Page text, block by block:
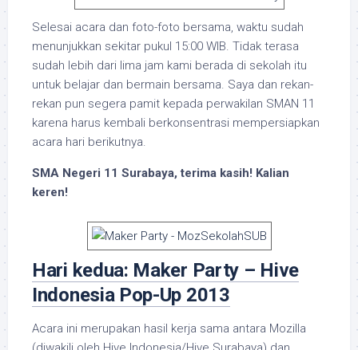
Selesai acara dan foto-foto bersama, waktu sudah
menunjukkan sekitar pukul 15:00 WIB. Tidak terasa
sudah lebih dari lima jam kami berada di sekolah itu
untuk belajar dan bermain bersama. Saya dan rekan-
rekan pun segera pamit kepada perwakilan SMAN 11
karena harus kembali berkonsentrasi mempersiapkan
acara hari berikutnya.
SMA Negeri 11 Surabaya, terima kasih! Kalian
keren!
Hari kedua: Maker Party – Hive
Indonesia Pop-Up 2013
Acara ini merupakan hasil kerja sama antara Mozilla